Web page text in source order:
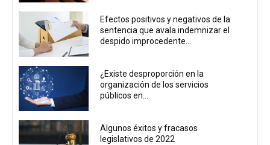
Efectos positivos y negativos de la
sentencia que avala indemnizar el
despido improcedente...
¿Existe desproporción en la
organización de los servicios
públicos en...
Algunos éxitos y fracasos
legislativos de 2022